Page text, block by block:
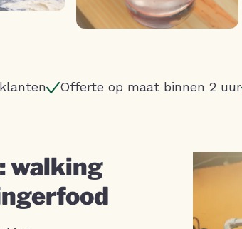
Offerte op maat binnen 2 uur
walking